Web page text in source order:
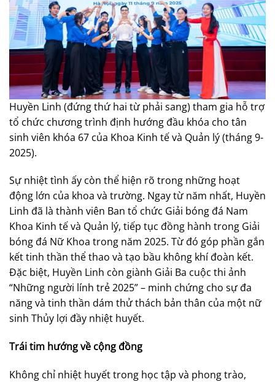
Huyền Linh (đứng thứ hai từ phải sang) tham gia hỗ trợ
tổ chức chương trình định hướng đầu khóa cho tân
sinh viên khóa 67 của Khoa Kinh tế và Quản lý (tháng 9-
2025).
Sự nhiệt tình ấy còn thể hiện rõ trong những hoạt
động lớn của khoa và trường. Ngay từ năm nhất, Huyền
Linh đã là thành viên Ban tổ chức Giải bóng đá Nam
Khoa Kinh tế và Quản lý, tiếp tục đồng hành trong Giải
bóng đá Nữ Khoa trong năm 2025. Từ đó góp phần gắn
kết tinh thần thể thao và tạo bầu không khí đoàn kết.
Đặc biệt, Huyền Linh còn giành Giải Ba cuộc thi ảnh
“Những người lính trẻ 2025” – minh chứng cho sự đa
năng và tinh thần dám thử thách bản thân của một nữ
sinh Thủy lợi đầy nhiệt huyết.
Trái tim hướng về cộng đồng
Không chỉ nhiệt huyết trong học tập và phong trào,